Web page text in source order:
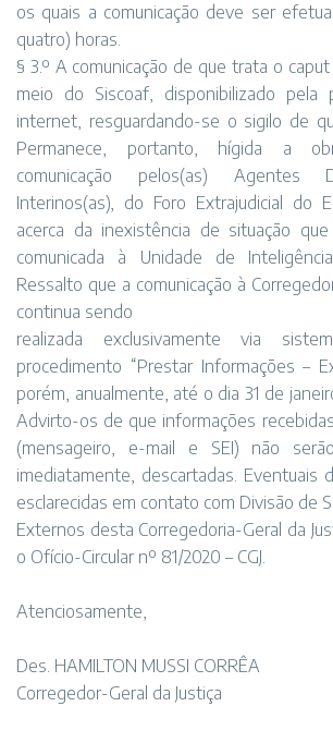
os quais a comunicação deve ser
quatro) horas.
§ 3.º A comunicação de que trata o
meio do Siscoaf, disponibilizado pela
internet, resguardando-se o sigilo de
Permanece, portanto, hígida a
comunicação pelos(as) Agentes
Interinos(as), do Foro Extrajudicial do
acerca da inexistência de situação
comunicada à Unidade de
Ressalto que a comunicação à
continua sendo
realizada exclusivamente via
procedimento “Prestar Informações –
porém, anualmente, até o dia 31 de
Advirto-os de que informações
(mensageiro, e-mail e SEI) não
imediatamente, descartadas. Eventuais
esclarecidas em contato com Divisão de
Externos desta Corregedoria-Geral da
o Ofício-Circular nº 81/2020 – CGJ.
Atenciosamente,
Des. HAMILTON MUSSI CORRÊA
Corregedor-Geral da Justiça